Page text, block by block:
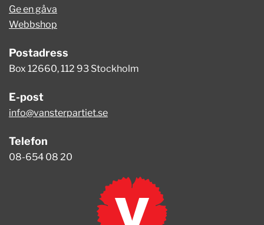
Ge en gåva
Webbshop
Postadress
Box 12660, 112 93 Stockholm
E-post
info@vansterpartiet.se
Telefon
08-654 08 20